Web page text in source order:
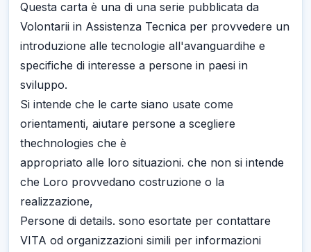
Questa carta è una di una serie pubblicata da
Volontarii in Assistenza Tecnica per provvedere un
introduzione alle tecnologie all'avanguardihe e
specifiche di interesse a persone in paesi in
sviluppo.
Si intende che le carte siano usate come
orientamenti, aiutare persone a scegliere
thechnologies che è
appropriato alle loro situazioni. che non si intende
che Loro provvedano costruzione o la
realizzazione,
Persone di details. sono esortate per contattare
VITA od organizzazioni simili per informazioni